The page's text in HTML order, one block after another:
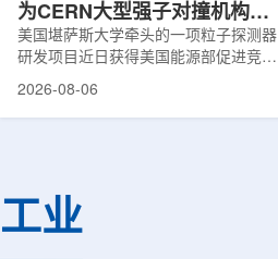
为CERN大型强子对撞机构建
新一代探测器
美国堪萨斯大学牵头的一项粒子探测器
研发项目近日获得美国能源部促进竞争
性研究的既定计划(DOE EPSCoR)资
萨斯大学物理与天文系教授迈克尔·默里
和堪萨斯大学杰出教授克里斯托夫·罗永
2026-08-06
工业